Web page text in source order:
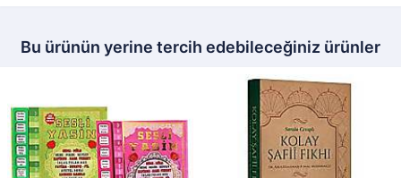
Bu ürünün yerine tercih edebileceğiniz ürünler